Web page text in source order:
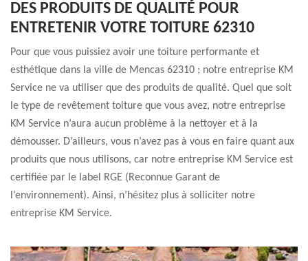
DES PRODUITS DE QUALITÉ POUR
ENTRETENIR VOTRE TOITURE 62310
Pour que vous puissiez avoir une toiture performante et
esthétique dans la ville de Mencas 62310 ; notre entreprise KM
Service ne va utiliser que des produits de qualité. Quel que soit
le type de revêtement toiture que vous avez, notre entreprise
KM Service n’aura aucun problème à la nettoyer et à la
démousser. D’ailleurs, vous n’avez pas à vous en faire quant aux
produits que nous utilisons, car notre entreprise KM Service est
certifiée par le label RGE (Reconnue Garant de
l’environnement). Ainsi, n’hésitez plus à solliciter notre
entreprise KM Service.